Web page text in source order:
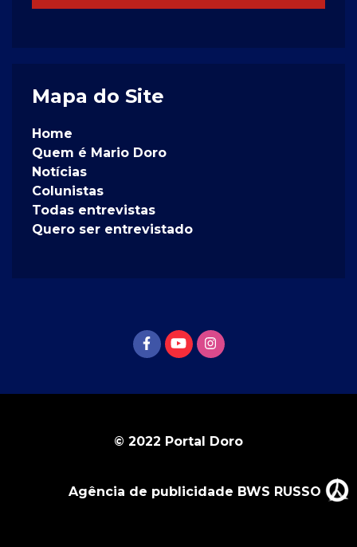
Mapa do Site
Home
Quem é Mario Doro
Notícias
Colunistas
Todas entrevistas
Quero ser entrevistado
© 2022 Portal Doro
Agência de publicidade BWS RUSSO